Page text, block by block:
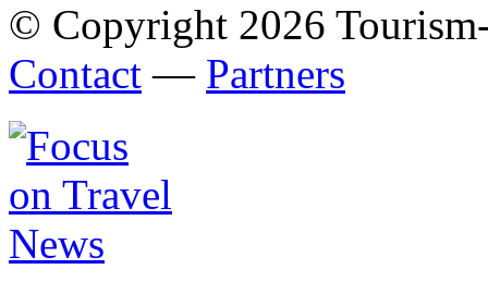
© Copyright 2026
Contact — Partners